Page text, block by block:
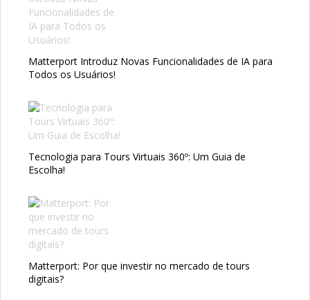
Matterport Introduz Novas Funcionalidades de IA para
Todos os Usuários!
Tecnologia para Tours Virtuais 360º: Um Guia de
Escolha!
Matterport: Por que investir no mercado de tours
digitais?